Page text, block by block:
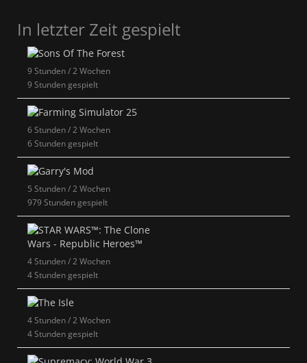
In letzter Zeit gespielt
9 Stunden / 2 Wochen
9 Stunden gespielt
6 Stunden / 2 Wochen
6 Stunden gespielt
5 Stunden / 2 Wochen
979 Stunden gespielt
4 Stunden / 2 Wochen
4 Stunden gespielt
4 Stunden / 2 Wochen
4 Stunden gespielt